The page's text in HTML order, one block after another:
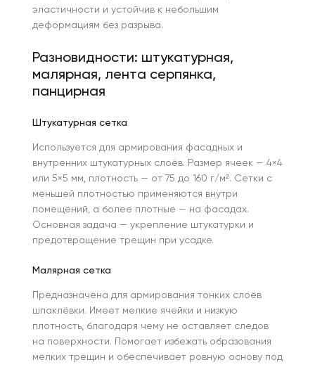
эластичности и устойчив к небольшим
деформациям без разрыва.
Разновидности: штукатурная,
малярная, лента серпянка,
панцирная
Штукатурная сетка
Используется для армирования фасадных и
внутренних штукатурных слоёв. Размер ячеек — 4×4
или 5×5 мм, плотность — от 75 до 160 г/м². Сетки с
меньшей плотностью применяются внутри
помещений, а более плотные — на фасадах.
Основная задача — укрепление штукатурки и
предотвращение трещин при усадке.
Малярная сетка
Предназначена для армирования тонких слоёв
шпаклёвки. Имеет мелкие ячейки и низкую
плотность, благодаря чему не оставляет следов
на поверхности. Помогает избежать образования
мелких трещин и обеспечивает ровную основу под